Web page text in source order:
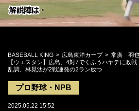
BASEBALL KING 広島東洋カープ
常廣 羽
【ウエスタン】広島、4対7でくふうハヤテに敗
乱調、林晃汰が2戦連発の2ラン放つ
プロ野球・NPB
2025.05.22 15:52